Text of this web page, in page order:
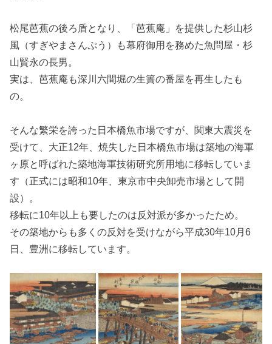
松尾芭蕉の後ろ盾となり、「芭蕉庵」を提供した杉山杉
風（すぎやまさんぷう）も幕府御用を務めた魚問屋・杉
山賢永の長男。
実は、芭蕉庵も深川六間堀の生簀の番屋を再生したも
の。
そんな繁栄を誇った日本橋魚市場ですが、関東大震災を
受けて、大正12年、焼失した日本橋魚市場は築地の海軍
ヶ原と呼ばれた築地海軍技術研究所用地に移転していま
す（正式には昭和10年、東京市中央卸売市場として開
設）。
移転に10年以上も要したのは反対派が多かったため。
その築地からも多くの反対を受けながら平成30年10月6
日、豊洲に移転しています。